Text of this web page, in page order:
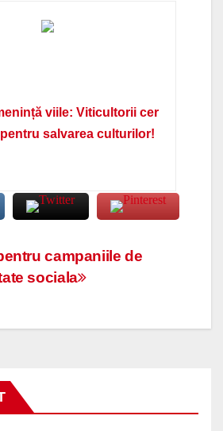
viile: Viticultorii cer
salvarea culturilor!
campaniile de
sociala